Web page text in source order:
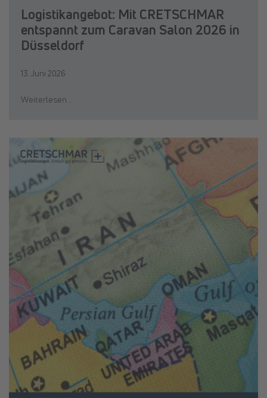
Logistikangebot: Mit CRETSCHMAR
entspannt zum Caravan Salon 2026 in
Düsseldorf
13. Juni 2026
Weiterlesen …